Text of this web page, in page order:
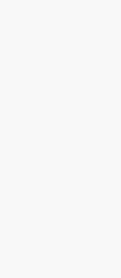
biến động) nhưng
việc thường
xấu cho